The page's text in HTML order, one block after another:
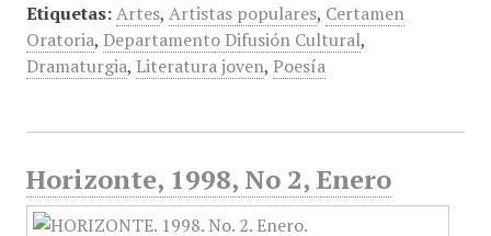
Etiquetas: Artes, Artistas populares, Certamen
Oratoria, Departamento Difusión Cultural,
Dramaturgia, Literatura joven, Poesía
Horizonte, 1998, No 2, Enero